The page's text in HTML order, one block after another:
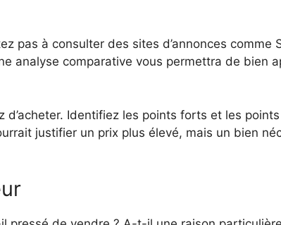
pas à consulter des sites d’annonces comme
analyse comparative vous permettra de bien
d’acheter. Identifiez les points forts et les
justifier un prix plus élevé, mais un bien